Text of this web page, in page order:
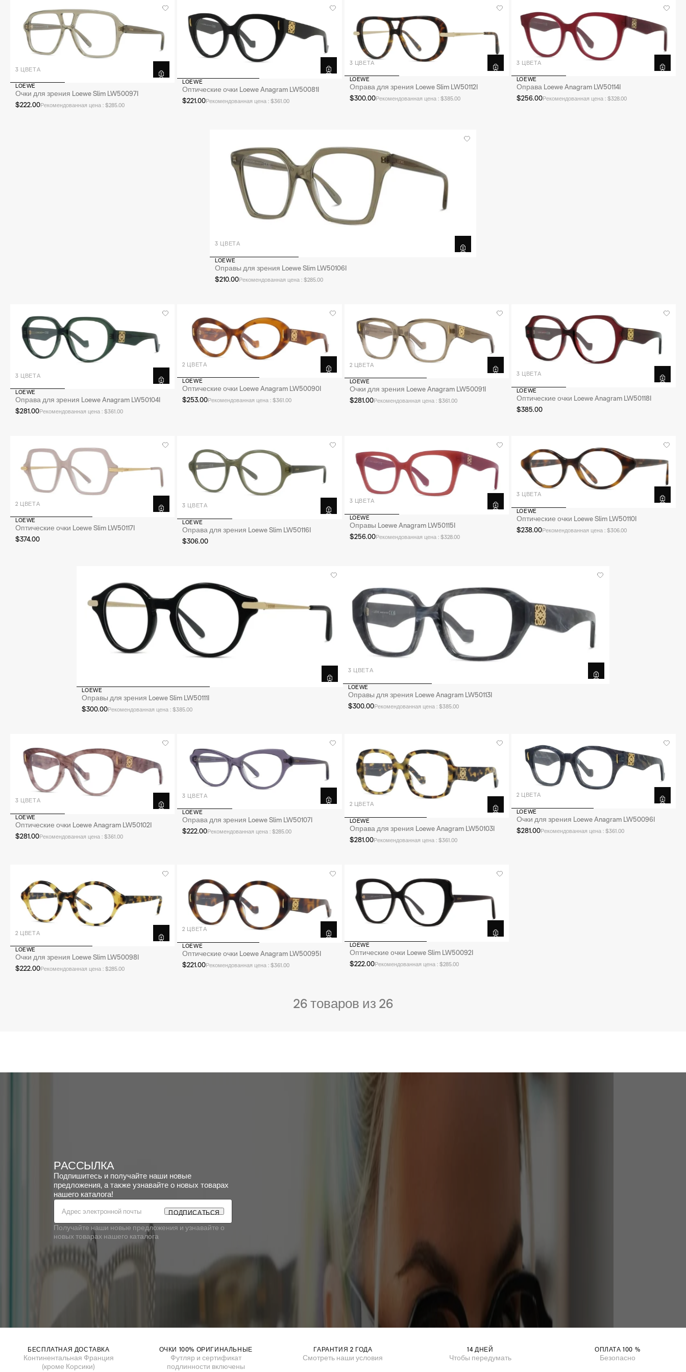
CARTIER BALENCIAGA MIU MIU PRADA
ЛИНЗЫ ПО РЕЦЕПТУ
ОПЦИИ
Рецепт предоставлен Просмотреть рецепт
3 ЦВЕТА
LOEWE
Очки для зрения Loewe Slim LW50097I
$222.00Рекомендованная цена : $285.00
LOEWE
Оптические очки Loewe Anagram LW50081I
$221.00Рекомендованная цена : $361.00
3 ЦВЕТА
LOEWE
Оправа для зрения Loewe Slim LW50112I
$300.00Рекомендованная цена : $385.00
3 ЦВЕТА
LOEWE
Оправа Loewe Anagram LW50114I
$256.00Рекомендованная цена : $328.00
3 ЦВЕТА
LOEWE
Оправы для зрения Loewe Slim LW50106I
$210.00Рекомендованная цена : $285.00
3 ЦВЕТА
LOEWE
Оправа для зрения Loewe Anagram LW50104I
$281.00Рекомендованная цена : $361.00
2 ЦВЕТА
LOEWE
Оптические очки Loewe Anagram LW50090I
$253.00Рекомендованная цена : $361.00
2 ЦВЕТА
LOEWE
Очки для зрения Loewe Anagram LW50091I
$281.00Рекомендованная цена : $361.00
3 ЦВЕТА
LOEWE
Оптические очки Loewe Anagram LW50118I
$385.00
2 ЦВЕТА
LOEWE
Оптические очки Loewe Slim LW50117I
$374.00
3 ЦВЕТА
LOEWE
Оправа для зрения Loewe Slim LW50116I
$306.00
3 ЦВЕТА
LOEWE
Оправы Loewe Anagram LW50115I
$256.00Рекомендованная цена : $328.00
3 ЦВЕТА
LOEWE
Оптические очки Loewe Slim LW50110I
$238.00Рекомендованная цена : $306.00
LOEWE
Оправы для зрения Loewe Slim LW50111I
$300.00Рекомендованная цена : $385.00
3 ЦВЕТА
LOEWE
Оправы для зрения Loewe Anagram LW50113I
$300.00Рекомендованная цена : $385.00
3 ЦВЕТА
LOEWE
Оптические очки Loewe Anagram LW50102I
$281.00Рекомендованная цена : $361.00
3 ЦВЕТА
LOEWE
Оправа для зрения Loewe Slim LW50107I
$222.00Рекомендованная цена : $285.00
2 ЦВЕТА
LOEWE
Оправа для зрения Loewe Anagram LW50103I
$281.00Рекомендованная цена : $361.00
2 ЦВЕТА
LOEWE
Очки для зрения Loewe Anagram LW50096I
$281.00Рекомендованная цена : $361.00
2 ЦВЕТА
LOEWE
Очки для зрения Loewe Slim LW50098I
$222.00Рекомендованная цена : $285.00
2 ЦВЕТА
LOEWE
Оптические очки Loewe Anagram LW50095I
$221.00Рекомендованная цена : $361.00
LOEWE
Оптические очки Loewe Slim LW50092I
$222.00Рекомендованная цена : $285.00
26 товаров из 26
РАССЫЛКА
Подпишитесь и получайте наши новые
предложения, а также узнавайте о новых товарах
нашего каталога!
ПОДПИСАТЬСЯ
Получайте наши новые предложения и узнавайте о
новых товарах нашего каталога
БЕСПЛАТНАЯ ДОСТАВКА
Континентальная Франция
(кроме Корсики)
ОЧКИ 100% ОРИГИНАЛЬНЫЕ
Футляр и сертификат
подлинности включены
ГАРАНТИЯ 2 ГОДА
Смотреть наши условия
14 ДНЕЙ
Чтобы передумать
ОПЛАТА 100 %
Безопасно